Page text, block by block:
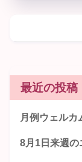
最近の投稿
月例ウェルカ
8月1日来週の